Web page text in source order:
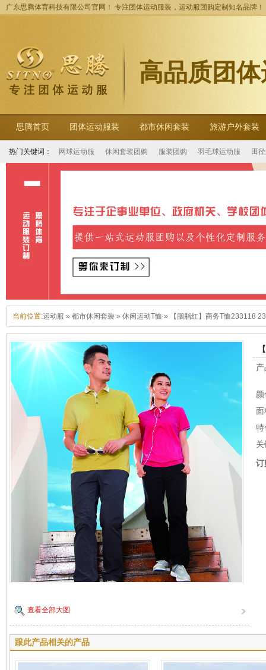
广东思腾体育科技有限公司官网！ 专注团体运动服装，运动服团购定制知名品牌！
高品质团
思腾首页 团体运动服装 都市休闲套装 旅游户外套装
热门关键词： 网球运动服 休闲套装团购 服装团购 羽毛球运动服 田
当前位置:运动服 » 都市休闲套装 » 休闲运动T恤 » 【胭脂红】商务T恤233118
查看全部大图
面
特
订
跟此产品相关的产品